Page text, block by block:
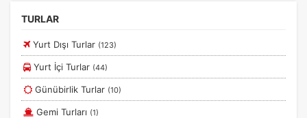
Günübirlik Turlar
İç Anadolu Turları
İstanbul Turları
Kapadokya Turları
Diğer
TURLAR
Yurt Dışı Turlar (123)
Yurt İçi Turlar (44)
Günübirlik Turlar (10)
Gemi Turları (1)